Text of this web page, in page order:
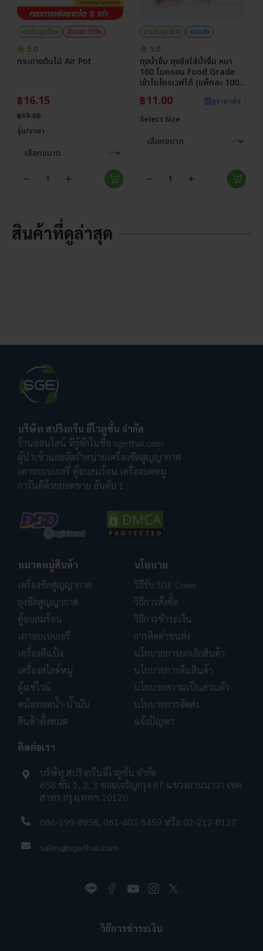
ประกันศูนย์ไทย
ส่วนลด 15%
5.0
กระถางต้นไม้ Air Pot
฿16.15
฿19.00
รุ่น/ราคา
ประกันศูนย์ไทย
ราคาส่ง
5.0
ถุงน้ำจิ้ม ถุงซีลใส่น้ำจิ้ม หนา
160 ไมครอน Food Grade
เข้าไมโครเวฟได้ (แพ็กละ 100
ใบ)
฿11.00
ดูราคาส่ง
Select Size
สินค้าที่ดูล่าสุด
บริษัท สปริงกรีน อีโวลูชั่น จำกัด
ร้านออนไลน์ ที่รู้จักในชื่อ sgethai.com
ผู้นำเข้าและจัดจำหน่ายเครื่องซีลสูญญากาศ
เตาอบเบเกอรี่ ตู้อบลมร้อน เครื่องบดหมู
การันตีด้วยยอดขาย อันดับ 1
หมวดหมู่สินค้า
เครื่องซีลสูญญากาศ
ถุงซีลสูญญากาศ
ตู้อบลมร้อน
เตาอบเบเกอรี่
เครื่องตีแป้ง
เครื่องสไลด์หมู
ตู้แช่ไวน์
หม้อทอดน้ำ-น้ำมัน
สินค้าทั้งหมด
นโยบาย
วิธีรับ SGE Coins
วิธีการสั่งซื้อ
วิธีการชำระเงิน
การคิดค่าขนส่ง
นโยบายการยกเลิกสินค้า
นโยบายการคืนสินค้า
นโยบายความเป็นส่วนตัว
นโยบายการจัดส่ง
แจ้งปัญหา
ติดต่อเรา
บริษัท สปริงกรีนอีโวลูชั่น จำกัด
658 ชั้น 1, 2, 3 ซอยเจริญกรุง 67 แขวงยานนาวา เขต
สาทร กรุงเทพฯ 10120
086-199-8958, 061-403-5459 หรือ 02-212-8127
sales@sgethai.com
วิธีการชำระเงิน